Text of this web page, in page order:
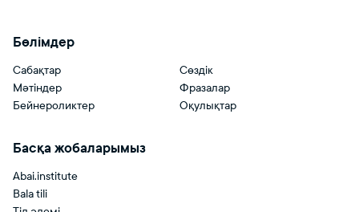
Бөлімдер
Сабақтар
Мәтіндер
Бейнероликтер
Сөздік
Фразалар
Оқулықтар
Басқа жобаларымыз
Abai.institute
Bala tili